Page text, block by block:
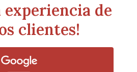
experiencia de
clientes!